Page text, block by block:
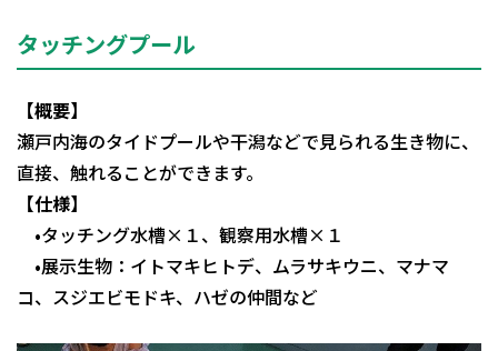
タッチングプール
【概要】
瀬戸内海のタイドプールや干潟などで見られる生き物に、
直接、触れることができます。
【仕様】
•タッチング水槽×１、観察用水槽×１
•展示生物：イトマキヒトデ、ムラサキウニ、マナマ
コ、スジエビモドキ、ハゼの仲間など